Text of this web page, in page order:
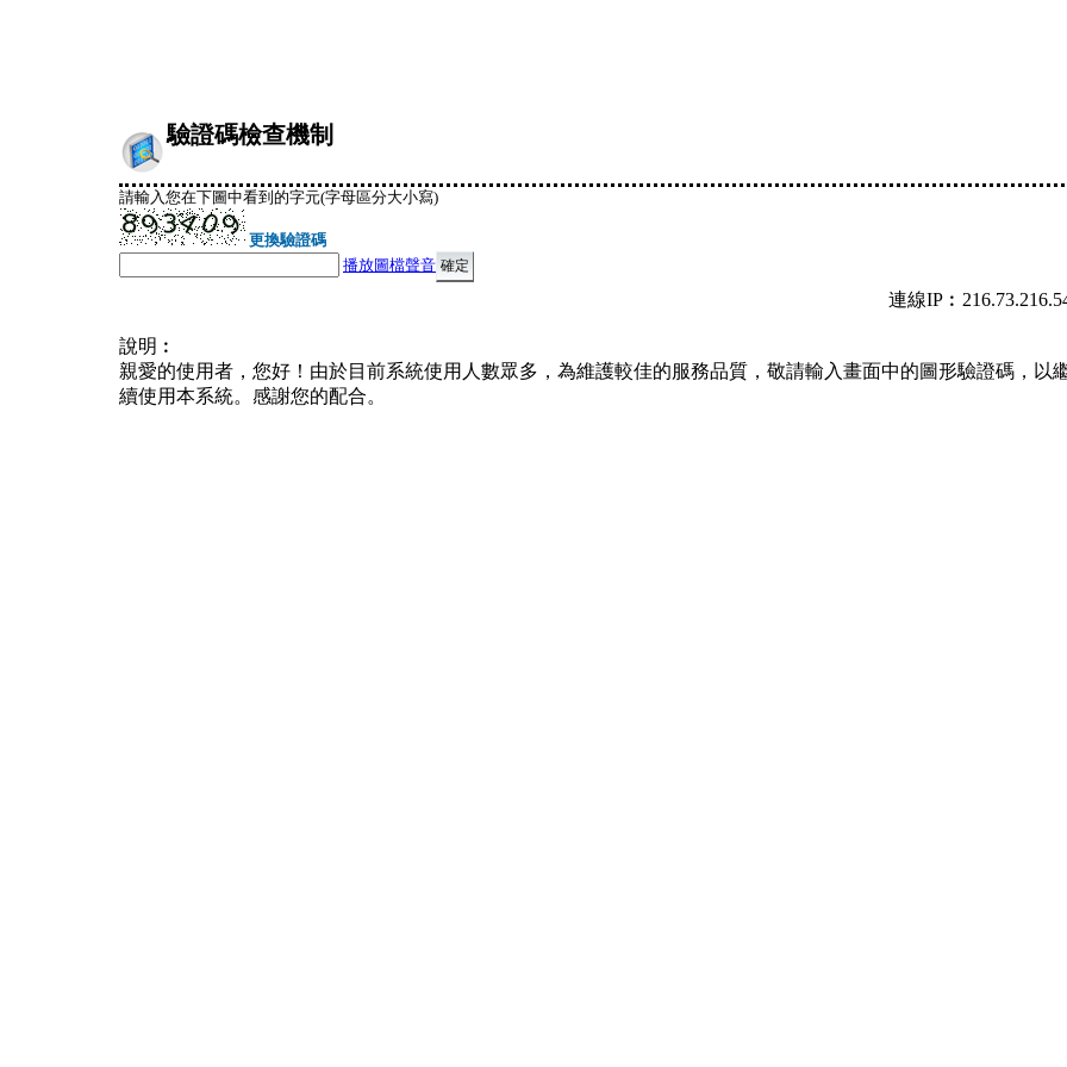
驗證碼檢查機制
請輸入您在下圖中看到的字元(字母區分大小寫)
更換驗證碼
播放圖檔聲音
連線
說明︰
親愛的使用者，您好！由於目前系統使用人數眾多，為維護較佳的服務品質，敬請輸入畫面中的圖形驗證碼，以
續使用本系統。感謝您的配合。